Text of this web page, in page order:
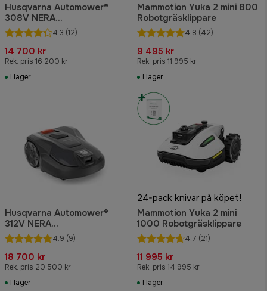
Husqvarna Automower®
308V NERA
Robotgräsklippare
4.3 (12)
14 700 kr
Rek. pris 16 200 kr
I lager
Mammotion Yuka 2 mini 800
Robotgräsklippare
4.8 (42)
9 495 kr
Rek. pris 11 995 kr
I lager
Husqvarna Automower®
312V NERA
Robotgräsklippare
4.9 (9)
18 700 kr
Rek. pris 20 500 kr
I lager
24-pack knivar på köpet!
Mammotion Yuka 2 mini
1000 Robotgräsklippare
4.7 (21)
11 995 kr
Rek. pris 14 995 kr
I lager